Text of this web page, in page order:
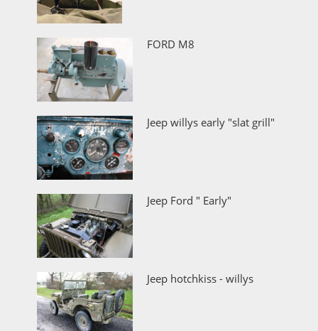
FORD M8
Jeep willys early "slat grill"
Jeep Ford " Early"
Jeep hotchkiss - willys